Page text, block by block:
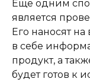
Еще одним
является
Его наносят
в себе
продукт, а
будет готов к